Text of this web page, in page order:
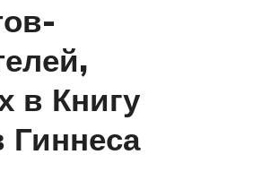
в Книгу
Гиннеса